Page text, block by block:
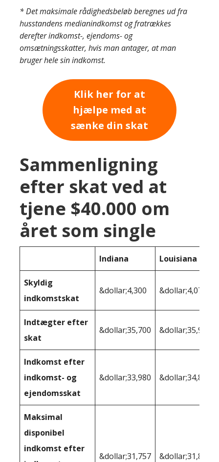
* Det maksimale rådighedsbeløb beregnes ud fra
husstandens medianindkomst og fratrækkes
derefter indkomst-, ejendoms- og
omsætningsskatter, hvis man antager, at man
bruger hele sin indkomst.
Klik her for at
hjælpe med at
sænke din skat
Sammenligning
efter skat ved at
tjene $40.000 om
året som single
Indiana Louisiana
Skyldig
indkomstskat
&dollar;4,300 &dollar;4,077
Indtægter efter
skat
&dollar;35,700 &dollar;35,923
Indkomst efter
indkomst- og
ejendomsskat
&dollar;33,980 &dollar;34,858
Maksimal
disponibel
indkomst efter
&dollar;31,757 &dollar;31,819